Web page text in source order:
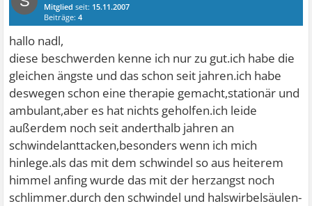
Mitglied seit: 15.11.2007
Beiträge:4
hallo nadl,
diese beschwerden kenne ich nur zu gut.ich habe die
gleichen ängste und das schon seit jahren.ich habe
deswegen schon eine therapie gemacht,stationär und
ambulant,aber es hat nichts geholfen.ich leide
außerdem noch seit anderthalb jahren an
schwindelanttacken,besonders wenn ich mich
hinlege.als das mit dem schwindel so aus heiterem
himmel anfing wurde das mit der herzangst noch
schlimmer.durch den schwindel und halswirbelsäulen-